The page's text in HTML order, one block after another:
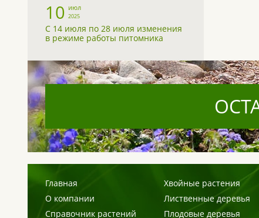
10 июл
2025
С 14 июля по 28 июля изменения
в режиме работы питомника
Главная
О компании
Справочник растений
Хвойные растения
Лиственные деревья
Плодовые деревья